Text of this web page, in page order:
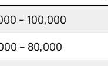
– 100,000
– 80,000